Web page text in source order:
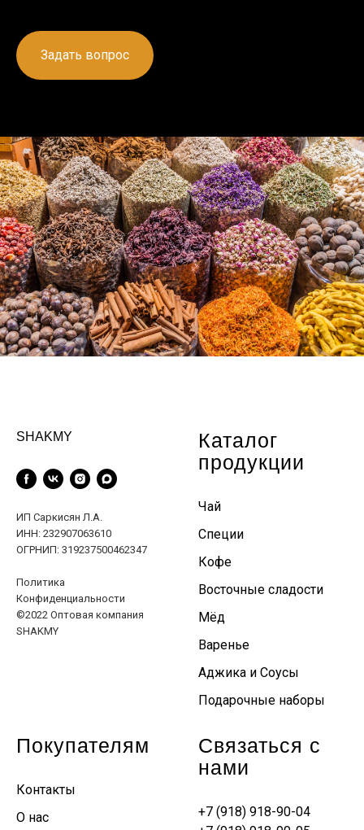
Задать вопрос
SHAKMY
ИП Саркисян Л.А.
ИНН: 232907063610
ОГРНИП: 319237500462347
Политика
Конфиденциальности
©2022 Оптовая компания
SHAKMY
Каталог
продукции
Чай
Специи
Кофе
Восточные сладости
Мёд
Варенье
Аджика и Соусы
Подарочные наборы
Покупателям
Контакты
О нас
Связаться с
нами
+7 (918) 918-90-04